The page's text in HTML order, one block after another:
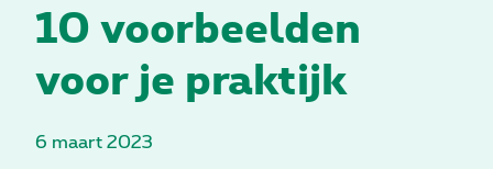
10 voorbeelden
voor je praktijk
6 maart 2023